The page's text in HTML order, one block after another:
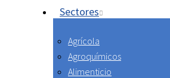
Sectores
Agrícola
Agroquímicos
Alimenticio